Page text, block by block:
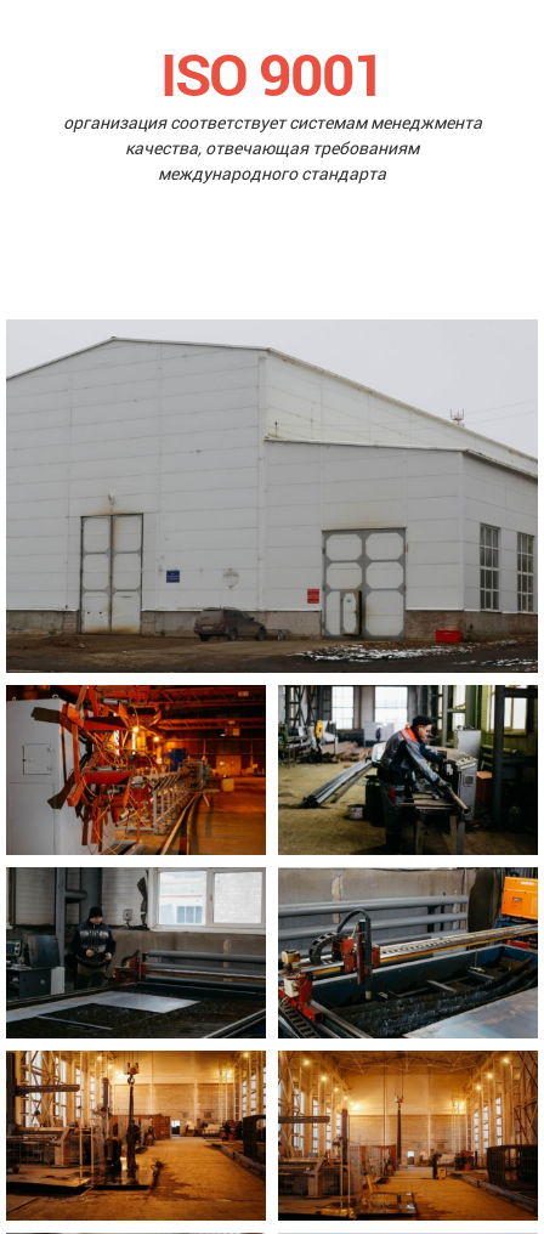
ISO 9001
организация соответствует системам менеджмента
качества, отвечающая требованиям
международного стандарта